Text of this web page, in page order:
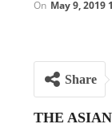
On May 9, 2019
Share
THE